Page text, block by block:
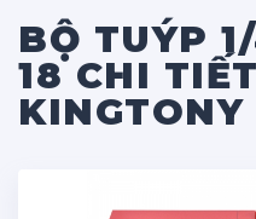
BỘ TUÝP
18 CHI TIẾT
KINGTONY